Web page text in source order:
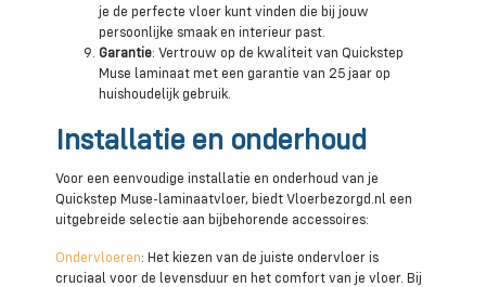
je de perfecte vloer kunt vinden die bij jouw
persoonlijke smaak en interieur past.
Garantie: Vertrouw op de kwaliteit van Quickstep
Muse laminaat met een garantie van 25 jaar op
huishoudelijk gebruik.
Installatie en onderhoud
Voor een eenvoudige installatie en onderhoud van je
Quickstep Muse-laminaatvloer, biedt Vloerbezorgd.nl een
uitgebreide selectie aan bijbehorende accessoires:
Ondervloeren: Het kiezen van de juiste ondervloer is
cruciaal voor de levensduur en het comfort van je vloer. Bij